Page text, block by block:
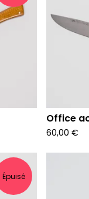
Office
60,00 €
Épuisé